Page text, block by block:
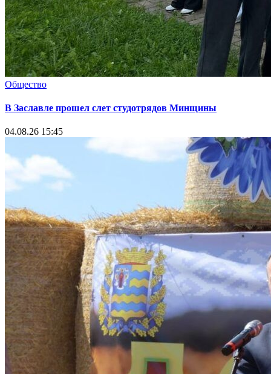
Общество
В Заславле прошел слет студотрядов Минщины
04.08.26 15:45